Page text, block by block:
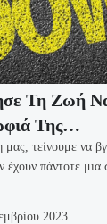
Τη Ζωή
Της…
τείνουμε να
πάντοτε μια
2023